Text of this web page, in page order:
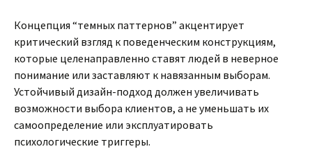
Концепция “темных паттернов” акцентирует
критический взгляд к поведенческим конструкциям,
которые целенаправленно ставят людей в неверное
понимание или заставляют к навязанным выборам.
Устойчивый дизайн-подход должен увеличивать
возможности выбора клиентов, а не уменьшать их
самоопределение или эксплуатировать
психологические триггеры.